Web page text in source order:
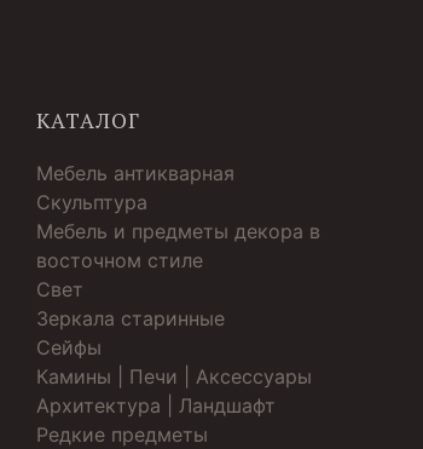
КАТАЛОГ
Мебель антикварная
Скульптура
Мебель и предметы декора в
восточном стиле
Свет
Зеркала старинные
Cейфы
Камины | Печи | Аксессуары
Архитектура | Ландшафт
Редкие предметы